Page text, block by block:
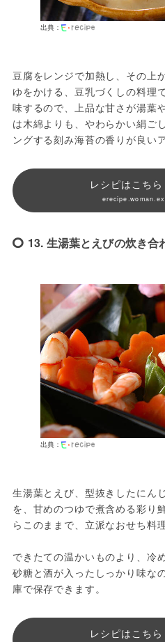
出典：
豆腐をレンジで加熱し、その上
ゆをかける、豆乳づくしの料理
味するので、上品な甘さが湯葉
は木綿よりも、やわらかい絹ご
ングする刻み海苔の香りが良い
レシピはこち
13. 生湯葉とえびの炊き合
出典：
生湯葉とえび、型抜きしたにん
を、甘めのつゆで煮含める彩り
らこのままで、立派なおせち料
できたての温かいものより、冷
砂糖と酒が入ったしっかり味な
庫で保存できます。
レシピはこち